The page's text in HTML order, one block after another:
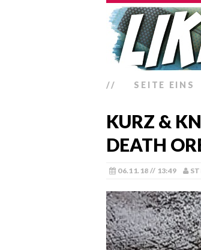
// SEITE EINS
KURZ &
DEATH
06.11.18 // 13:49